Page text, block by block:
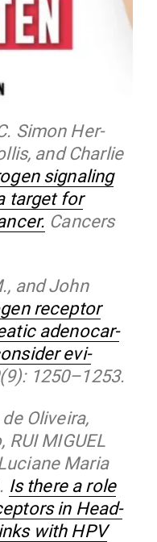
Simon Her­
and Charlie
signaling
target for
Cancers
and John
receptor
ade­no­c­ar­
evi­
1250–1253.
Oli­veira,
RUI MIGUEL
Maria
Is there a role
in Head-
with HPV